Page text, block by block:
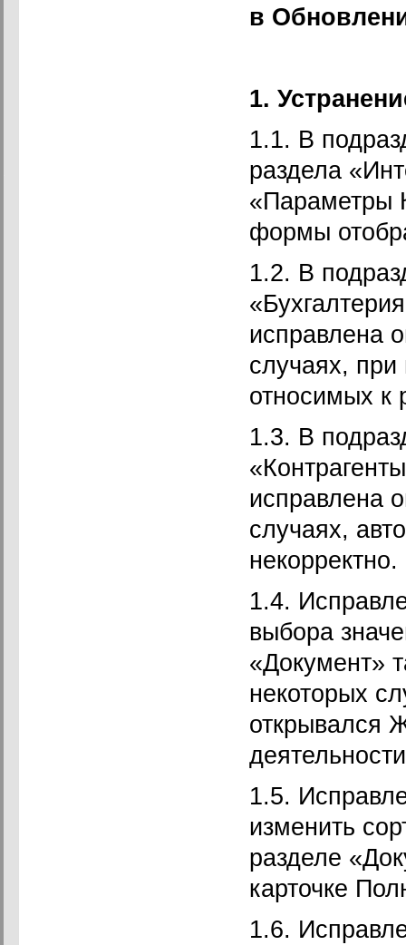
в
1.
1.1. В
раздела
«Параметры
формы
1.2. В
исправлена
случаях, при
относимых к
1.3. В
исправлена
случаях,
некорректно.
1.4.
выбора
«Документ»
некоторых
открывался
1.5.
изменить
разделе
карточке
1.6.